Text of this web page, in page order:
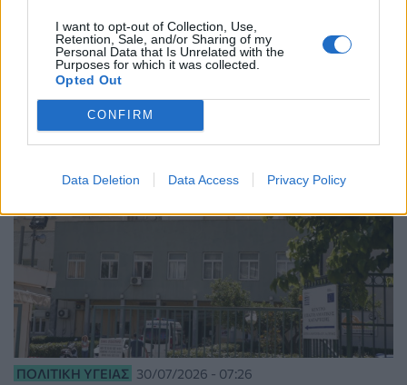
I want to opt-out of Collection, Use,
Retention, Sale, and/or Sharing of my
Personal Data that Is Unrelated with the
Purposes for which it was collected.
Opted Out
CONFIRM
Data Deletion Data Access Privacy Policy
ΠΟΛΙΤΙΚΉ ΥΓΕΊΑΣ 04/08/2026 - 18:03
Νέα δράση 850.000 ευρώ για την δημόσια υγεία στην
Κρήτη, με έμφαση στην ΠΦΥ
ΠΟΛΙΤΙΚΉ ΥΓΕΊΑΣ 30/07/2026 - 07:26